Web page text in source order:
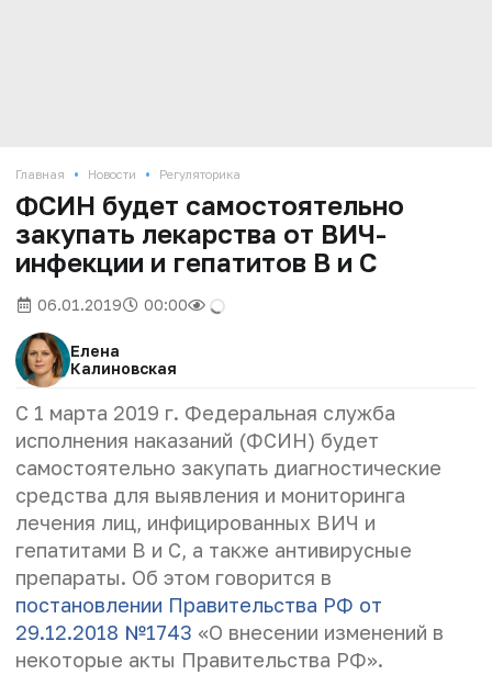
Главная • Новости • Регуляторика
ФСИН будет самостоятельно
закупать лекарства от ВИЧ-
инфекции и гепатитов В и С
06.01.2019 00:00
Елена
Калиновская
С 1 марта 2019 г. Федеральная служба
исполнения наказаний (ФСИН) будет
самостоятельно закупать диагностические
средства для выявления и мониторинга
лечения лиц, инфицированных ВИЧ и
гепатитами B и C, а также антивирусные
препараты. Об этом говорится в
постановлении Правительства РФ от
29.12.2018 №1743 «О внесении изменений в
некоторые акты Правительства РФ».